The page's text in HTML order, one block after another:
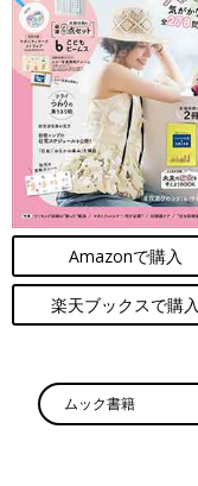
Amazonで購入
楽天ブックスで購入
ムック書籍